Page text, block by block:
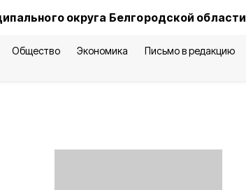
округа Белгородской области
Общество Экономика Письмо в редакцию